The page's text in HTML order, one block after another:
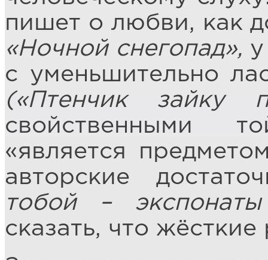
пишет о любви, как
«Ночной снегопад»,
с уменьшительно
(«Птенчик зайку
свойственными
«является
авторские
тобой –
сказать, что